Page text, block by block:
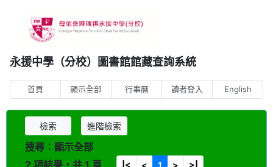
永援中學（分校）圖書館館藏查詢系統
首頁 顯示全部 行事曆 讀者登入 English
檢索 進階檢索
搜尋︰顯示全部
2 項結果，共 1 頁
|< < 1 > >|